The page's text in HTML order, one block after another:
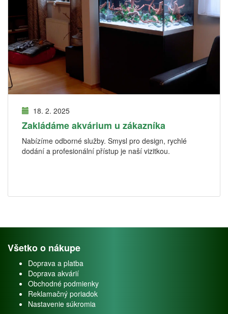
18. 2. 2025
Zakládáme akvárium u zákazníka
Nabízíme odborné služby. Smysl pro design, rychlé
dodání a profesionální přístup je naší vizitkou.
Všetko o nákupe
Doprava a platba
Doprava akvárií
Obchodné podmienky
Reklamačný poriadok
Nastavenie súkromia